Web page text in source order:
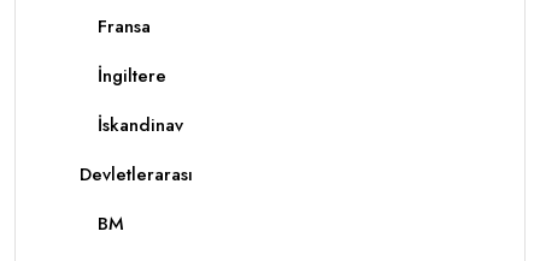
Fransa
İngiltere
İskandinav
Devletlerarası
BM